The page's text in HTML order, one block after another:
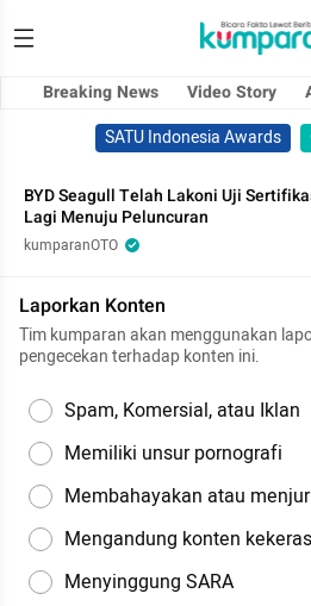
Breaking News Video Story
SATU Indonesia Awards
BYD Seagull Telah Lakoni Uji
Lagi Menuju Peluncuran
kumparanOTO
Laporkan Konten
Tim kumparan akan menggunakan
pengecekan terhadap konten ini.
Spam, Komersial, atau Iklan
Memiliki unsur pornografi
Membahayakan atau
Mengandung konten
Menyinggung SARA